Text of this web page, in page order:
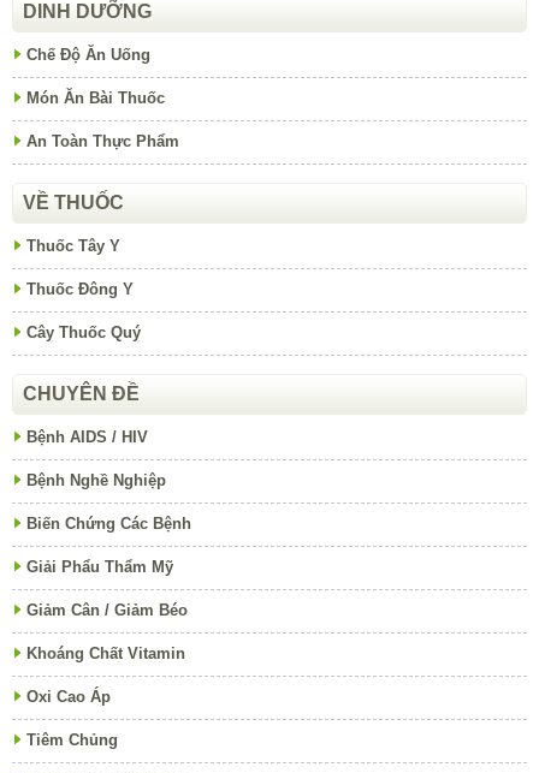
DINH DƯỠNG
Chế Độ Ăn Uống
Món Ăn Bài Thuốc
An Toàn Thực Phẩm
VỀ THUỐC
Thuốc Tây Y
Thuốc Đông Y
Cây Thuốc Quý
CHUYÊN ĐỀ
Bệnh AIDS / HIV
Bệnh Nghề Nghiệp
Biến Chứng Các Bệnh
Giải Phẩu Thẩm Mỹ
Giảm Cân / Giảm Béo
Khoáng Chất Vitamin
Oxi Cao Áp
Tiêm Chủng